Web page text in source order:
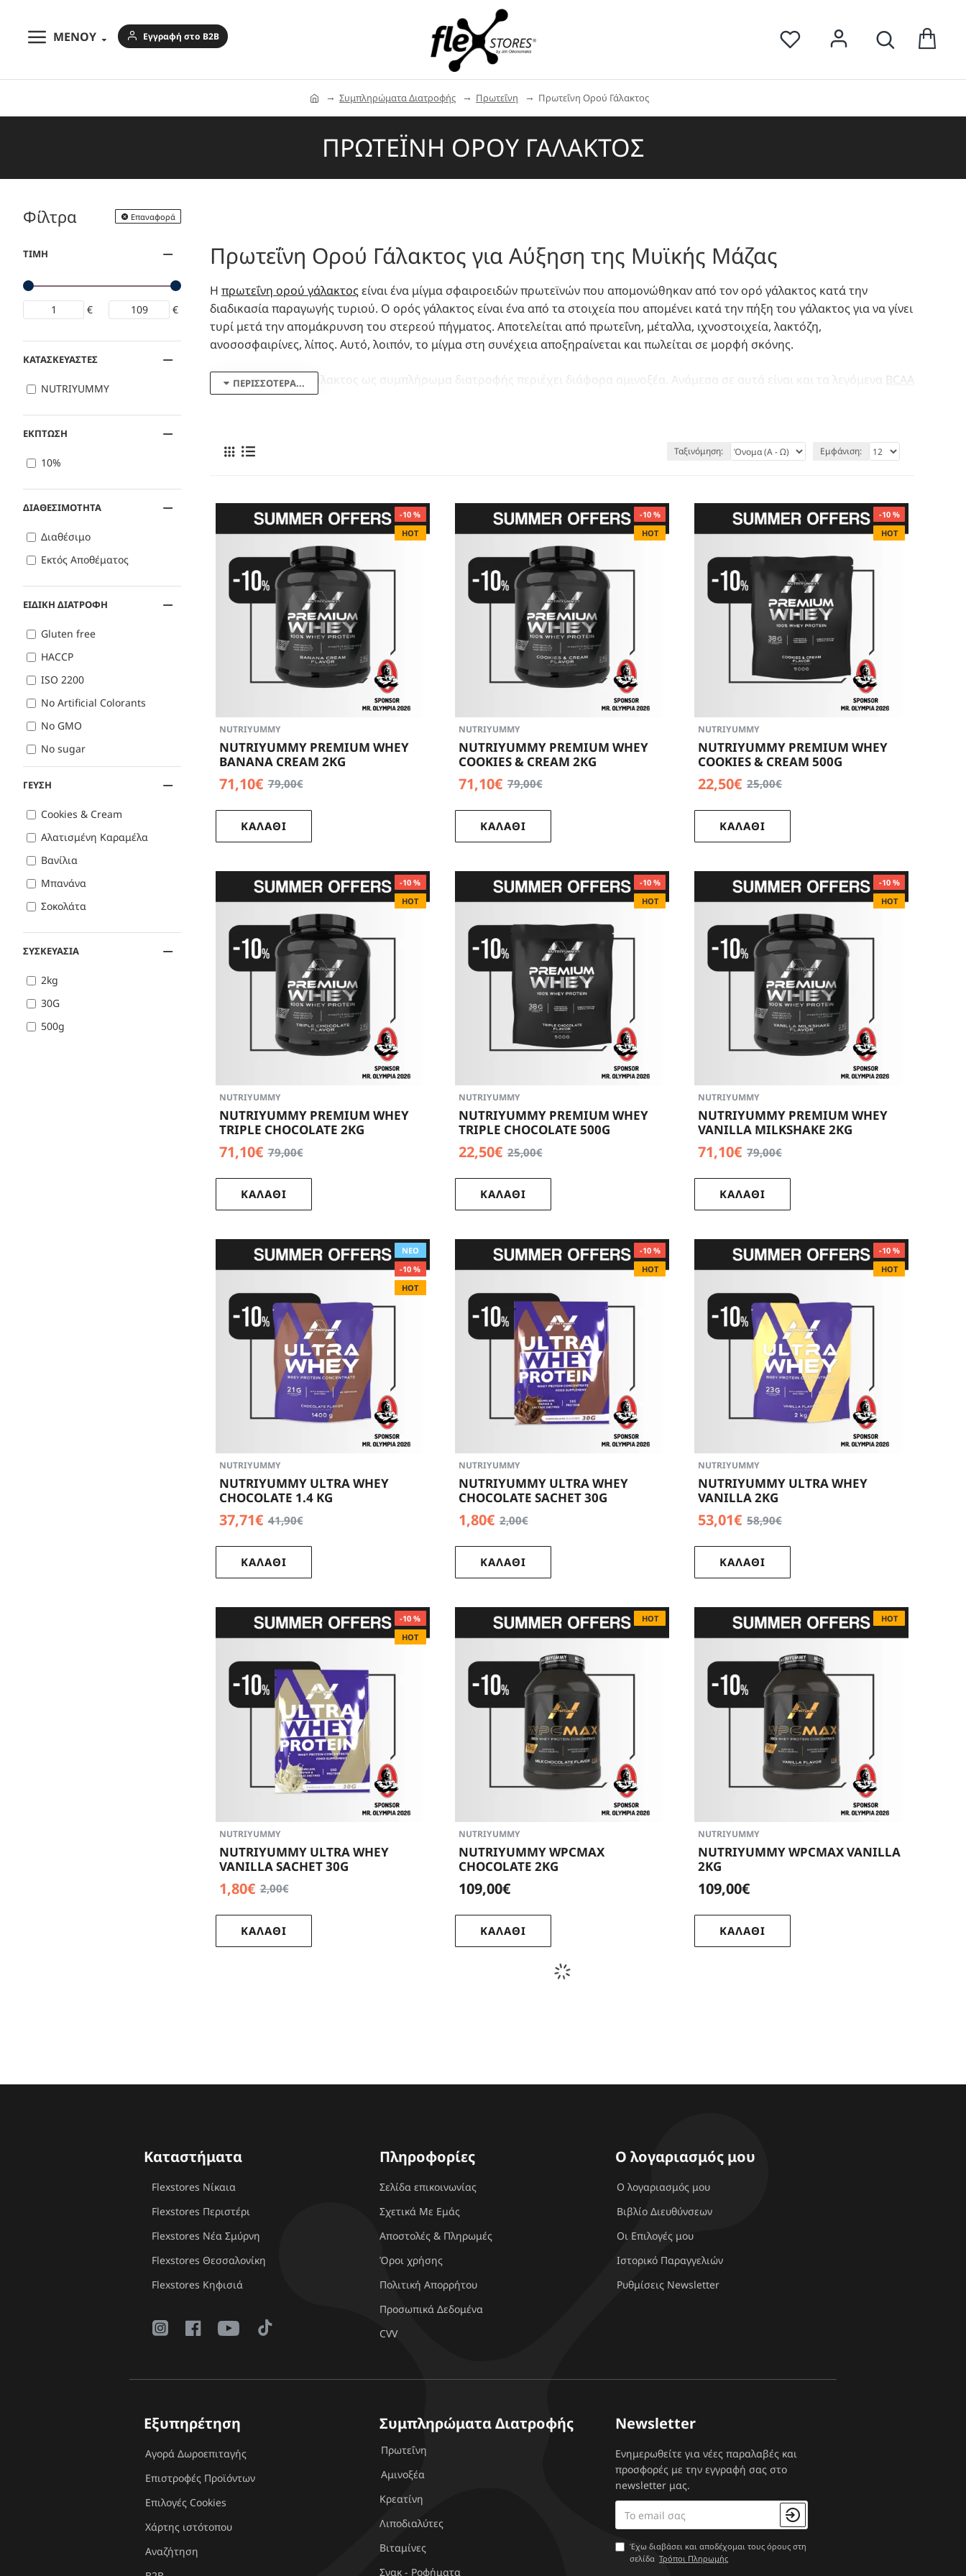
ΜΕΝΟΥ Εγγραφή στο B2B
Συμπληρώματα Διατροφής Πρωτεΐνη Πρωτεΐνη Ορού Γάλακτος
ΠΡΩΤΕΪΝΗ ΟΡΟΥ ΓΑΛΑΚΤΟΣ
Φίλτρα Επαναφορά
ΤΙΜΗ
€ €
ΚΑΤΑΣΚΕΥΑΣΤΕΣ
NUTRIYUMMY
ΣΥΣΚΕΥΑΣΙΑ
2kg
30G
500g
ΓΕΥΣΗ
Cookies & Cream
Αλατισμένη Καραμέλα
Βανίλια
Μπανάνα
Σοκολάτα
ΕΚΠΤΩΣΗ
10%
ΕΙΔΙΚΗ ΔΙΑΤΡΟΦΗ
Gluten free
HACCP
ISO 2200
No Artificial Colorants
No GMO
No sugar
Palm oil free
ΔΙΑΘΕΣΙΜΟΤΗΤΑ
Διαθέσιμο
Εκτός Αποθέματος
Πρωτεΐνη Ορού Γάλακτος για Αύξηση της Μυϊκής Μάζας
Η πρωτεΐνη ορού γάλακτος είναι ένα μίγμα σφαιροειδών πρωτεϊνών που απομονώθηκαν από τον ορό γάλακτος κατά την
διαδικασία παραγωγής τυριού. Ο ορός γάλακτος είναι ένα από τα στοιχεία που απομένει κατά την πήξη του γάλακτος για να γίνει
τυρί μετά την απομάκρυνση του στερεού πήγματος. Αποτελείται από πρωτεΐνη, μέταλλα, ιχνοστοιχεία, λακτόζη,
ανοσοσφαιρίνες, λίπος. Αυτό, λοιπόν, το μίγμα στη συνέχεια αποξηραίνεται και πωλείται σε μορφή σκόνης.
Η πρωτεΐνη ορού γάλακτος ως συμπλήρωμα διατροφής περιέχει διάφορα αμινοξέα. Ανάμεσα σε αυτά είναι και τα λεγόμενα BCAA
( αμινοξέα διακλαδισμένης αλυσίδας), τα οποία είναι η λευκίνη, ισολευκίνη και βαλίνη. Τα αμινοξέα αυτά ο οργανισμός δεν μπορεί
ορού γάλακτος. Όταν τα αμινοξέα αφομοιώνονται και απορροφώνται, διατίθενται στη συνέχεια για την σύνθεση πρωτεϊνικής
με αντιστάσεις.
Είναι ικανή να μειώσει την όρεξη τουλάχιστον όσο και οι άλλοι τύποι πρωτεϊνών και να βοηθήσει στην απώλεια βάρους και
λίπους. Σε μια ανασκόπηση 9 μελετών διαπιστώθηκε ότι υπέρβαρα και παχύσαρκα άτομα που λάμβαναν συμπλήρωμα
διατροφής πρωτεΐνης ορού γάλακτος έχασαν περισσότερο βάρος και έχτισαν περισσότερη μυϊκή μάζα από εκείνους που δεν
λάμβαναν συμπλήρωμα. Άλλες βελτιώσεις που παρατηρήθηκαν ήταν μείωση της φλεγμονής, της αρτηριακής πίεσης και των
επιπέδων χοληστερόλης στο αίμα, καθώς και βελτίωση στον έλεγχο του σακχάρου.
Συνοπτικά, η πρωτεΐνη ορού γάλακτος είναι μια υψηλής ποιότητας πρωτεΐνη που απορροφάται γρήγορα και παρέχει το ίδιο
γρήγορα τα απαραίτητα αμινοξέα που θα χρειαστούν για την αύξηση της μυϊκής μάζας και της δύναμης. Είναι αποτελεσματική
στην διαχείριση του βάρους, καθώς προκαλεί πληρότητα η οποία διαρκεί μειώνοντας έτσι την όρεξη και βοηθώντας την
απώλεια βάρους και λίπους. Είναι μια εξαιρετική πηγή πρωτεΐνης για άτομα όλων των ηλικιών, καθώς και για αθλούμενους. Είναι
πλήρης, αφού περιέχει όλα τα απαραίτητα αμινοξέα, απορροφάται γρήγορα και εύκολα στους μύες και συμβάλλει στην
ανάπτυξη και διατήρηση της μυϊκής μάζας καθώς και την αποκατάσταση της. Βρείτε συμπληρώματα Whey Protein στο
Flexstoresκαι δείτε το σώμα σας να αλλάζει.
Για την κατανάλωση απλά αναμιγνύετε μια δόση με οποιοδήποτε ρόφημα.
Λαμβάνεται συχνά μετά την άσκηση για σύνθεση μυϊκής μάζας και γρήγορη αποκατάσταση.
Ταξινόμηση: Εμφάνιση:
HOT
-10 %
NUTRIYUMMY
NUTRIYUMMY PREMIUM WHEY
BANANA CREAM 2KG
71,10€ 79,00€
ΚΑΛΑΘΙ
HOT
-10 %
NUTRIYUMMY
NUTRIYUMMY PREMIUM WHEY
COOKIES & CREAM 2KG
71,10€ 79,00€
ΚΑΛΑΘΙ
HOT
-10 %
NUTRIYUMMY
NUTRIYUMMY PREMIUM WHEY
COOKIES & CREAM 500G
22,50€ 25,00€
ΚΑΛΑΘΙ
HOT
-10 %
NUTRIYUMMY
NUTRIYUMMY PREMIUM WHEY
TRIPLE CHOCOLATE 2KG
71,10€ 79,00€
ΚΑΛΑΘΙ
HOT
-10 %
NUTRIYUMMY
NUTRIYUMMY PREMIUM WHEY
TRIPLE CHOCOLATE 500G
22,50€ 25,00€
ΚΑΛΑΘΙ
HOT
-10 %
NUTRIYUMMY
NUTRIYUMMY PREMIUM WHEY
VANILLA MILKSHAKE 2KG
71,10€ 79,00€
ΚΑΛΑΘΙ
ΝΕΟ
HOT
-10 %
NUTRIYUMMY
NUTRIYUMMY ULTRA WHEY
CHOCOLATE 1.4 KG
37,71€ 41,90€
ΚΑΛΑΘΙ
HOT
-10 %
NUTRIYUMMY
NUTRIYUMMY ULTRA WHEY
CHOCOLATE SACHET 30G
1,80€ 2,00€
ΚΑΛΑΘΙ
HOT
-10 %
NUTRIYUMMY
NUTRIYUMMY ULTRA WHEY
VANILLA 2KG
53,01€ 58,90€
ΚΑΛΑΘΙ
HOT
-10 %
NUTRIYUMMY
NUTRIYUMMY ULTRA WHEY
VANILLA SACHET 30G
1,80€ 2,00€
ΚΑΛΑΘΙ
HOT
NUTRIYUMMY
NUTRIYUMMY WPCMAX
CHOCOLATE 2KG
109,00€
ΚΑΛΑΘΙ
HOT
NUTRIYUMMY
NUTRIYUMMY WPCMAX VANILLA
2KG
109,00€
ΚΑΛΑΘΙ
Καταστήματα
Flexstores Νίκαια
Flexstores Περιστέρι
Flexstores Νέα Σμύρνη
Flexstores Θεσσαλονίκη
Flexstores Κηφισιά
Πληροφορίες
Σελίδα επικοινωνίας
Σχετικά Με Εμάς
Αποστολές & Πληρωμές
Όροι χρήσης
Πολιτική Απορρήτου
Προσωπικά Δεδομένα
CVV
Ο λογαριασμός μου
Ο λογαριασμός μου
Βιβλίο Διευθύνσεων
Οι Επιλογές μου
Ιστορικό Παραγγελιών
Ρυθμίσεις Newsletter
Εξυπηρέτηση
Αγορά Δωροεπιταγής
Επιστροφές Προϊόντων
Επιλογές Cookies
Χάρτης ιστότοπου
Αναζήτηση
Συμπληρώματα Διατροφής
Πρωτεΐνη
Αμινοξέα
Κρεατίνη
Λιποδιαλύτες
Βιταμίνες
Σνακ - Ροφήματα
Newsletter
Ενημερωθείτε για νέες παραλαβές και
προσφορές με την εγγραφή σας στο
newsletter μας.
Έχω διαβάσει και αποδέχομαι τους όρους στη
σελίδα Τρόποι Πληρωμής